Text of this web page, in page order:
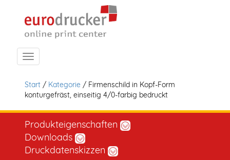
Navigation ein-/ausblenden
Start / Kategorie / Firmenschild in Kopf-Form
konturgefräst, einseitig 4/0-farbig bedruckt
Produkteigenschaften
Downloads
Druckdatenskizzen